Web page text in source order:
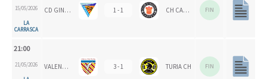
15/05/2026
LA
CARRASCA
CD GINER DE LOS RÍOS 1 - 1 CH CARPESA FIN
21:00
21/05/2026 VALENCIA CH 1924 3 - 1 TURIA CH FIN